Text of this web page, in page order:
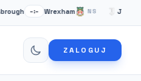
–:– Wrexham NS Juventus
ZALOGUJ